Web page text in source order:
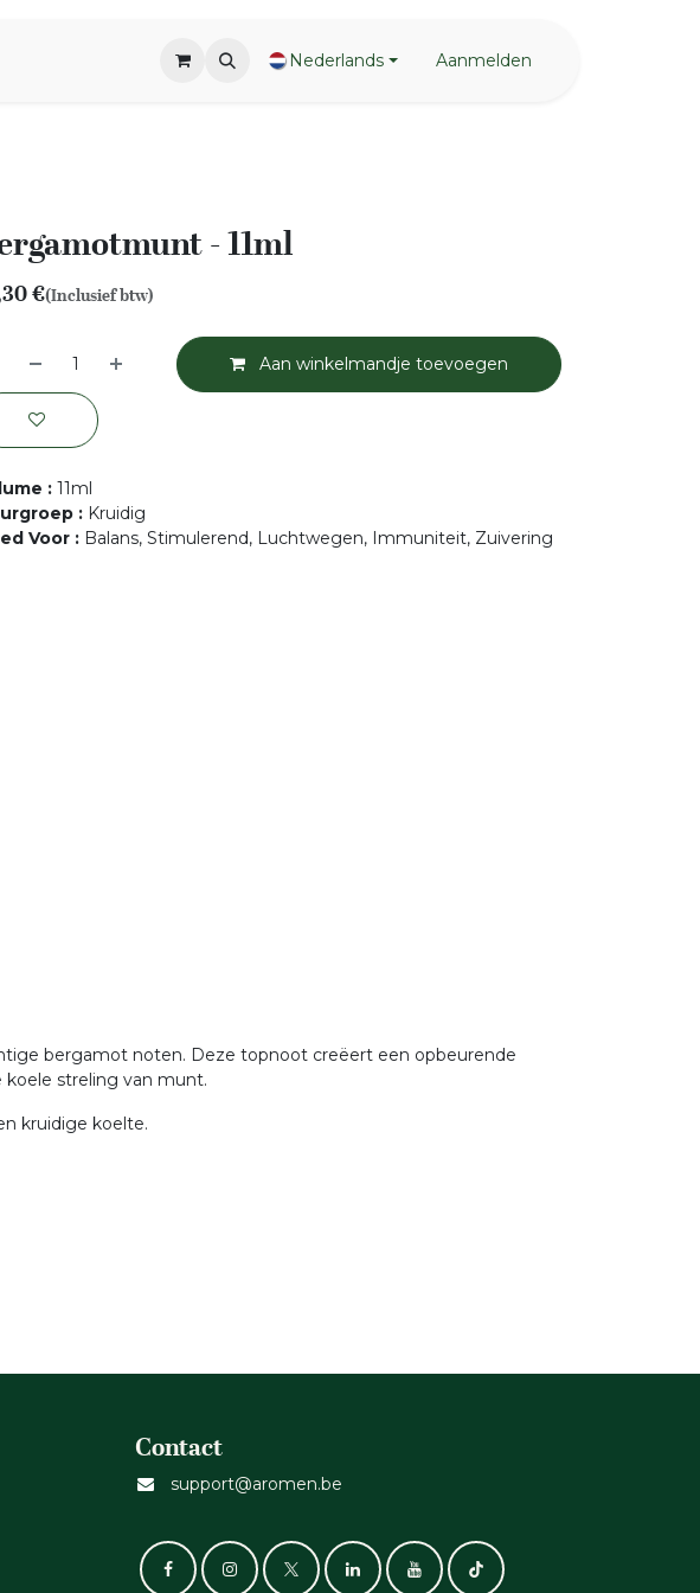
Nederlands Aanmelden
- 11ml
€(Inclusief btw)
Aan winkelmandje toevoegen
: 11ml
: Kruidig
Voor : Balans, Stimulerend, Luchtwegen, Immuniteit, Zuivering
bergamot noten. Deze topnoot creëert een opbeurende
streling van munt.
kruidige koelte.
Contact
support@aromen.be